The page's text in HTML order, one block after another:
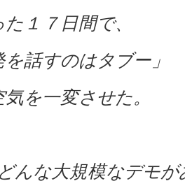
１７日間で、
を話すのはタブー」
を一変させた。
んな大規模なデモ